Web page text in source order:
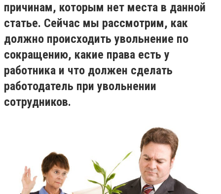
причинам, которым нет места в данной
статье. Сейчас мы рассмотрим, как
должно происходить увольнение по
сокращению, какие права есть у
работника и что должен сделать
работодатель при увольнении
сотрудников.